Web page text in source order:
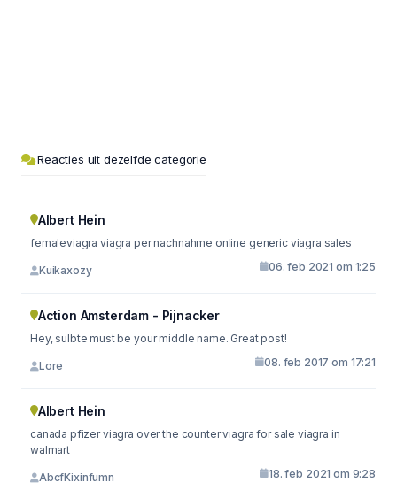
Reacties uit dezelfde categorie
Albert Hein
femaleviagra viagra per nachnahme online generic viagra sales
Kuikaxozy 06. feb 2021 om 1:25
Action Amsterdam - Pijnacker
Hey, sulbte must be your middle name. Great post!
Lore 08. feb 2017 om 17:21
Albert Hein
canada pfizer viagra over the counter viagra for sale viagra in
walmart
AbcfKixinfumn 18. feb 2021 om 9:28